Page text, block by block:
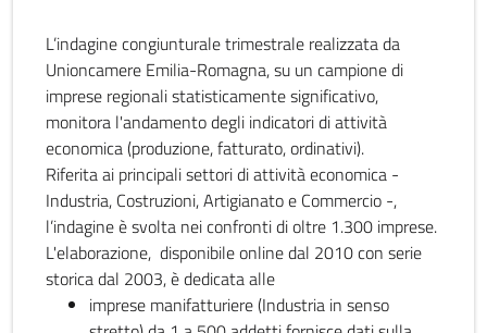
L’indagine congiunturale trimestrale realizzata da
Unioncamere Emilia-Romagna, su un campione di
imprese regionali statisticamente significativo,
monitora l'andamento degli indicatori di attività
economica (produzione, fatturato, ordinativi).
Riferita ai principali settori di attività economica -
Industria, Costruzioni, Artigianato e Commercio -,
l’indagine è svolta nei confronti di oltre 1.300 imprese.
L'elaborazione, disponibile online dal 2010 con serie
storica dal 2003, è dedicata alle
imprese manifatturiere (Industria in senso